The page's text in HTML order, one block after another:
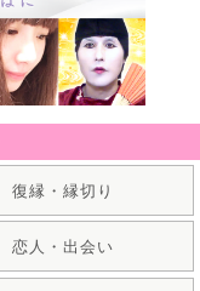
復縁・縁切り
恋人・出会い